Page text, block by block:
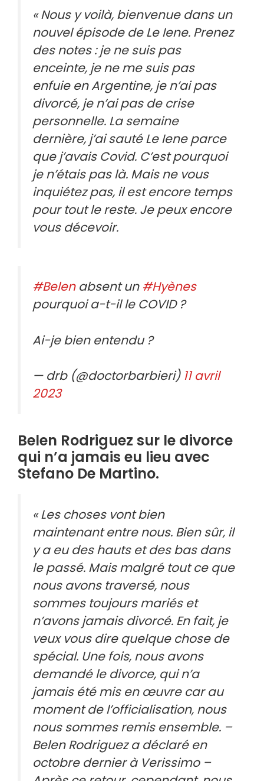
« Nous y voilà, bienvenue dans un
nouvel épisode de Le Iene. Prenez
des notes : je ne suis pas
enceinte, je ne me suis pas
enfuie en Argentine, je n’ai pas
divorcé, je n’ai pas de crise
personnelle. La semaine
dernière, j’ai sauté Le Iene parce
que j’avais Covid. C’est pourquoi
je n’étais pas là. Mais ne vous
inquiétez pas, il est encore temps
pour tout le reste. Je peux encore
vous décevoir.
#Belenabsent un#Hyènes
pourquoi a-t-il le COVID ?
Ai-je bien entendu ?
— drb (@doctorbarbieri) 11 avril
2023
Belen Rodriguez sur le divorce
qui n’a jamais eu lieu avec
Stefano De Martino.
« Les choses vont bien
maintenant entre nous. Bien sûr, il
y a eu des hauts et des bas dans
le passé. Mais malgré tout ce que
nous avons traversé, nous
sommes toujours mariés et
n’avons jamais divorcé. En fait, je
veux vous dire quelque chose de
spécial. Une fois, nous avons
demandé le divorce, qui n’a
jamais été mis en œuvre car au
moment de l’officialisation, nous
nous sommes remis ensemble. –
Belen Rodriguez a déclaré en
octobre dernier à Verissimo –